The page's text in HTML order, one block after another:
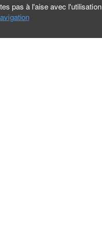
pas à l'aise avec l'utilisation